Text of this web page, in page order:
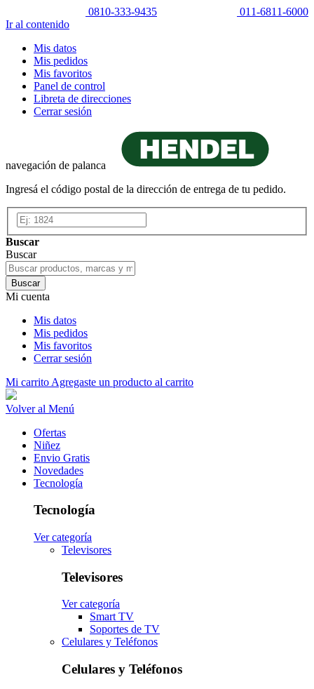
0810-333-9435
011-6811-6000
Ir al contenido
Mis datos
Mis pedidos
Mis favoritos
Panel de control
Libreta de direcciones
Cerrar sesión
navegación de palanca
Ingresá el código postal de la dirección de entrega de tu pedido.
Buscar
Buscar
Buscar
Mi cuenta
Mis datos
Mis pedidos
Mis favoritos
Cerrar sesión
Mi carrito Agregaste un producto al carrito
Volver al Menú
Ofertas
Niñez
Envio Gratis
Novedades
Tecnología
Tecnología
Ver categoría
Televisores
Televisores
Ver categoría
Smart TV
Soportes de TV
Celulares y Teléfonos
Celulares y Teléfonos